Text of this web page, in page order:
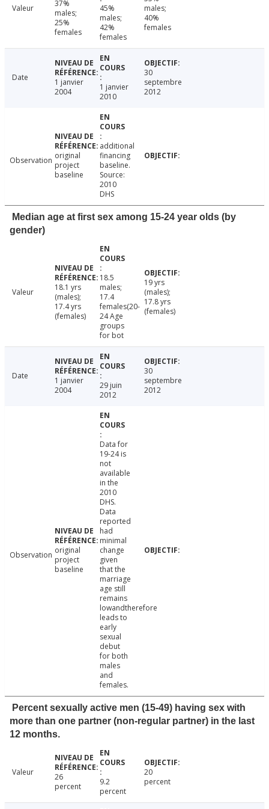
Valeur
37%
males;
25%
females
45%
males;
42%
females
males;
40%
females
Date
1 janvier
2004
1 janvier
2010
30
septembre
2012
Observation original
project
baseline
additional
financing
baseline.
Source:
2010
DHS
Median age at first sex among 15-24 year olds (by
gender)
Valeur
18.1 yrs
(males);
17.4 yrs
(females)
18.5
males;
17.4
females(20-
24 Age
groups
for bot
19 yrs
(males);
17.8 yrs
(females)
Date
1 janvier
2004
29 juin
2012
30
septembre
2012
Observation original
project
baseline
Data for
19-24 is
not
available
in the
2010
DHS.
Data
reported
had
minimal
change
given
that the
marriage
age still
remains
lowandtherefore
leads to
early
sexual
debut
for both
males
and
females.
Percent sexually active men (15-49) having sex with
more than one partner (non-regular partner) in the last
12 months.
Valeur
26
percent
9.2
percent
20
percent